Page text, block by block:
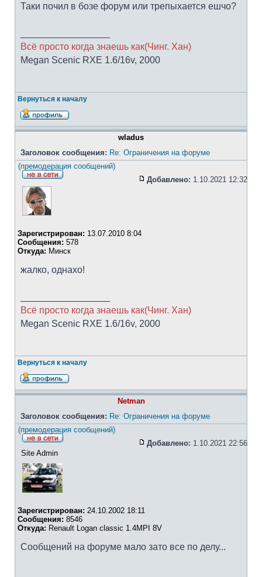
Таки почил в бозе форум или трепыхается ешчо?
Всё просто когда знаешь как(Чинг. Хан)
Megan Scenic RXE 1.6/16v, 2000
Вернуться к началу
wladus
Заголовок сообщения: Re: Ограничения на форуме
(премодерация сообщений)
Добавлено: 1.10.2021 12:32
Зарегистрирован: 13.07.2010 8:04
Сообщения: 578
Откуда: Минск
жалко, однахо!
Всё просто когда знаешь как(Чинг. Хан)
Megan Scenic RXE 1.6/16v, 2000
Вернуться к началу
Netman
Заголовок сообщения: Re: Ограничения на форуме
(премодерация сообщений)
Добавлено: 1.10.2021 22:56
Site Admin
Зарегистрирован: 24.10.2002 18:11
Сообщения: 8546
Откуда: Renault Logan classic 1.4MPI 8V
Сообщений на форуме мало зато все по делу...